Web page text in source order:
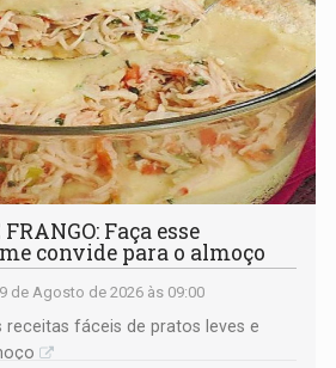
Faça esse
convide para o almoço
de Agosto de 2026 às 09:00
receitas fáceis de pratos leves e